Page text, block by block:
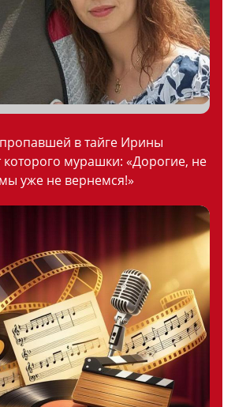
в тайге Ирины
которого мурашки: «Дорогие, не
уже не вернемся!»